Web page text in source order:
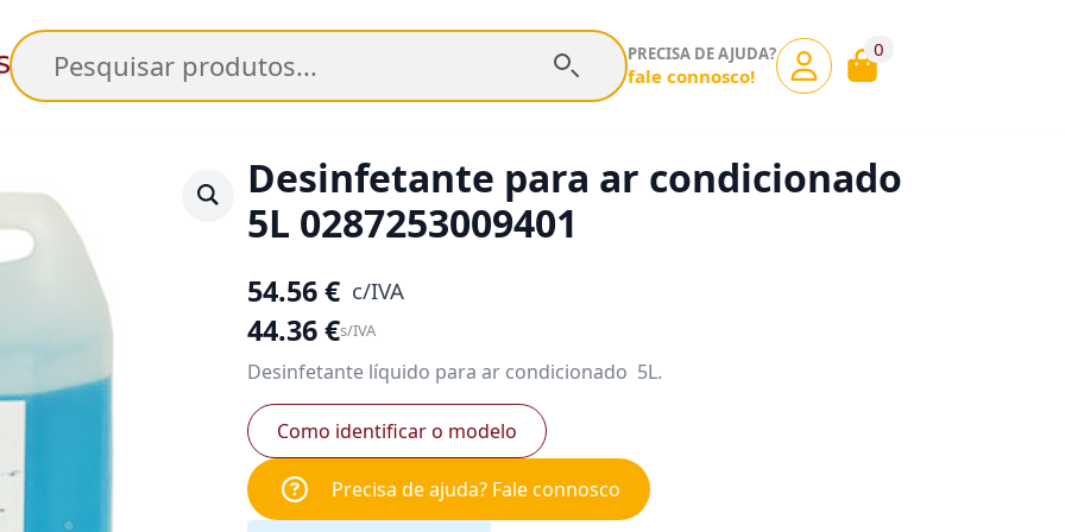
Pesquisar PRECISA DE AJUDA?
fale connosco!
0
Desinfetante para ar condicionado
5L 0287253009401
54.56€ c/IVA
44.36€s/IVA
Desinfetante líquido para ar condicionado 5L.
Como identificar o modelo
Precisa de ajuda? Fale connosco